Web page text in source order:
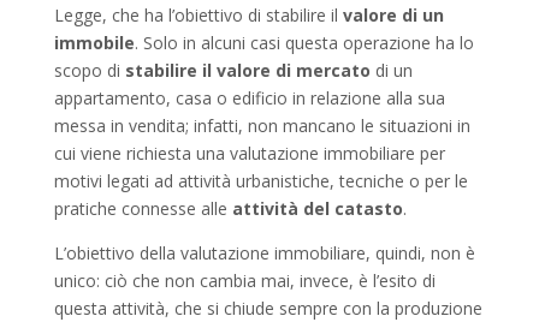
Legge, che ha l’obiettivo di stabilire il valore di un
immobile. Solo in alcuni casi questa operazione ha lo
scopo di stabilire il valore di mercato di un
appartamento, casa o edificio in relazione alla sua
messa in vendita; infatti, non mancano le situazioni in
cui viene richiesta una valutazione immobiliare per
motivi legati ad attività urbanistiche, tecniche o per le
pratiche connesse alle attività del catasto.
L’obiettivo della valutazione immobiliare, quindi, non è
unico: ciò che non cambia mai, invece, è l’esito di
questa attività, che si chiude sempre con la produzione